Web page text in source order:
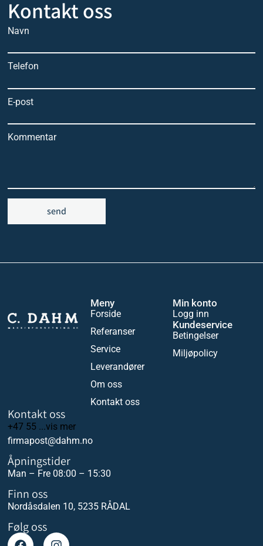
Kontakt oss
Navn
Telefon
E-post
Kommentar
send
Meny
Forside
Referanser
Service
Leverandører
Om oss
Kontakt oss
Min konto
Logg inn
Kundeservice
Betingelser
Miljøpolicy
Kontakt oss
+47 55 ...vis mer
firmapost@dahm.no
Åpningstider
Man – Fre 08:00 – 15:30
Finn oss
Nordåsdalen 10, 5235 RÅDAL
Følg oss